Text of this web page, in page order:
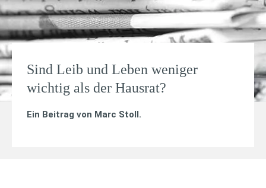
Sind Leib und Leben weniger
wichtig als der Hausrat?
Ein Beitrag von Marc Stoll.